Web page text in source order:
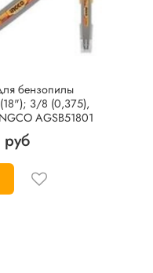
бензопилы
3/8 (0,375),
AGSB51801